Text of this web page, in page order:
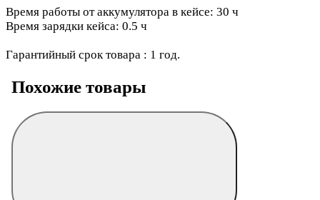
Время работы от аккумулятора в кейсе: 30 ч
Время зарядки кейса: 0.5 ч
Гарантийный срок товара : 1 год.
Похожие товары